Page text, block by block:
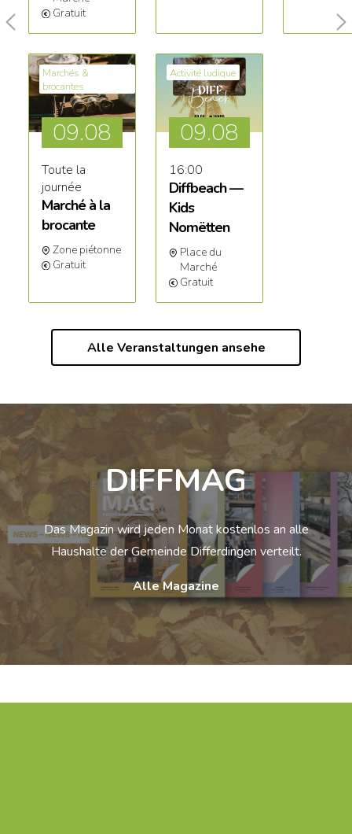
Gratuit
Marchés &
brocantes
09.08
Toute la
journée
Marché à la
brocante
Zone piétonne
Gratuit
Activité ludique
09.08
16:00
Diffbeach —
Kids
Nomëtten
Place du
Marché
Gratuit
Alle Veranstaltungen ansehe
DIFFMAG
Das Magazin wird jeden Monat kostenlos an alle
Haushalte der Gemeinde Differdingen verteilt.
Alle Magazine